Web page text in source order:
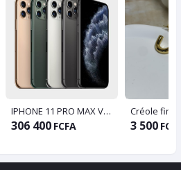
IPHONE 11 PRO MAX VENU PROPRE
306 400 FCFA
Créole fine
3 500